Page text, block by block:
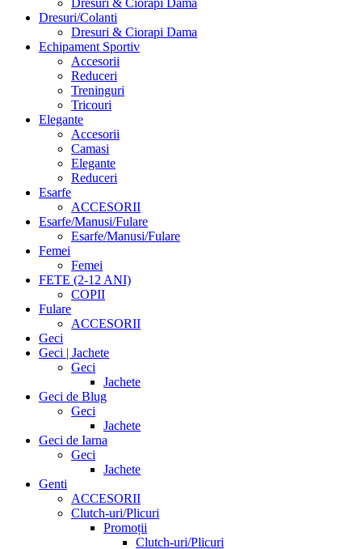
Dresuri & Ciorapi Dama
Dresuri/Colanti
Dresuri & Ciorapi Dama
Echipament Sportiv
Accesorii
Reduceri
Treninguri
Tricouri
Elegante
Accesorii
Camasi
Elegante
Reduceri
Esarfe
ACCESORII
Esarfe/Manusi/Fulare
Esarfe/Manusi/Fulare
Femei
Femei
FETE (2-12 ANI)
COPII
Fulare
ACCESORII
Geci
Geci | Jachete
Geci
Jachete
Geci de Blug
Geci
Jachete
Geci de Iarna
Geci
Jachete
Genti
ACCESORII
Clutch-uri/Plicuri
Promoții
Clutch-uri/Plicuri